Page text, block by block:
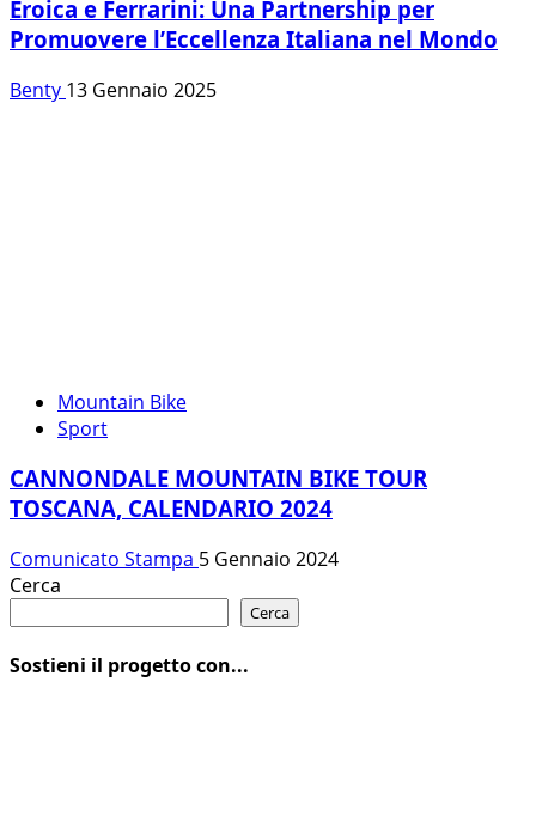
Eroica e Ferrarini: Una Partnership per
Promuovere l’Eccellenza Italiana nel Mondo
Benty 13 Gennaio 2025
Mountain Bike
Sport
CANNONDALE MOUNTAIN BIKE TOUR
TOSCANA, CALENDARIO 2024
Comunicato Stampa 5 Gennaio 2024
Cerca
Cerca
Sostieni il progetto con...